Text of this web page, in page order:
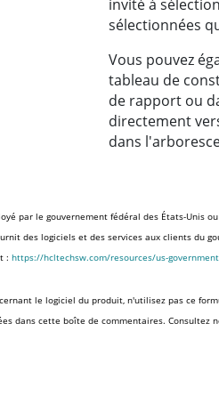
invité à
sélectionnées
Vous pouvez
tableau de
de rapport ou
directement
dans
par le gouvernement fédéral des États-Unis
des logiciels et des services aux clients du
:https://hcltechsw.com/resources/us-
le logiciel du produit, n'utilisez pas ce
dans cette boîte de commentaires. Consultez